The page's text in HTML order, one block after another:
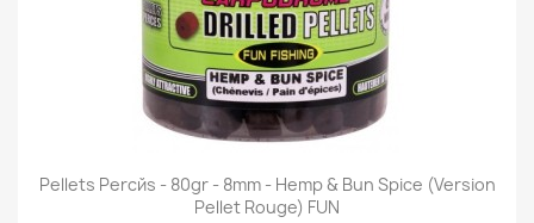
Pellets Percйs - 80gr - 8mm - Hemp & Bun Spice (version
Pellet Rouge) FUN